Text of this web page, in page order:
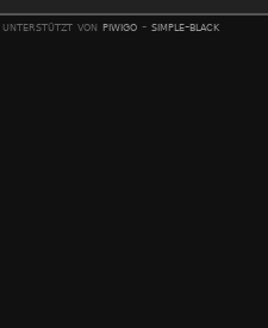
unterstützt von piwigo - simple-black